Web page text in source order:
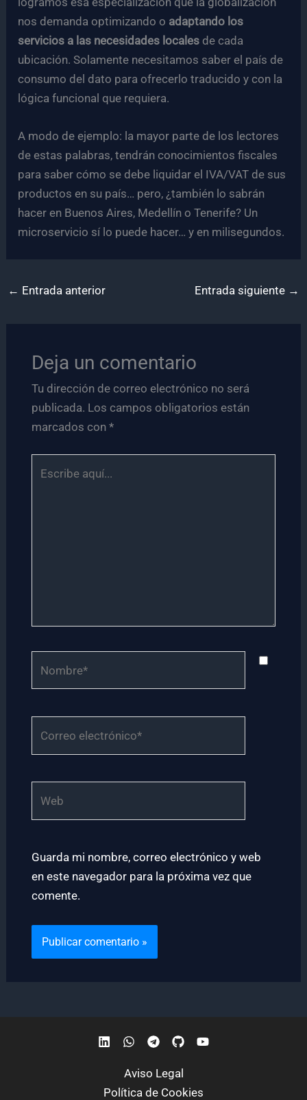
nos demanda optimizando o adaptando los
servicios a las necesidades locales de cada
ubicación. Solamente necesitamos saber el país de
consumo del dato para ofrecerlo traducido y con la
lógica funcional que requiera.
A modo de ejemplo: la mayor parte de los lectores
de estas palabras, tendrán conocimientos fiscales
para saber cómo se debe liquidar el IVA/VAT de sus
productos en su país… pero, ¿también lo sabrán
hacer en Buenos Aires, Medellín o Tenerife? Un
microservicio sí lo puede hacer… y en milisegundos.
← Entrada anterior Entrada siguiente →
Deja un comentario
Tu dirección de correo electrónico no será
publicada. Los campos obligatorios están
marcados con *
aquí...
Guarda mi nombre, correo electrónico y web
en este navegador para la próxima vez que
comente.
Aviso Legal
Política de Cookies